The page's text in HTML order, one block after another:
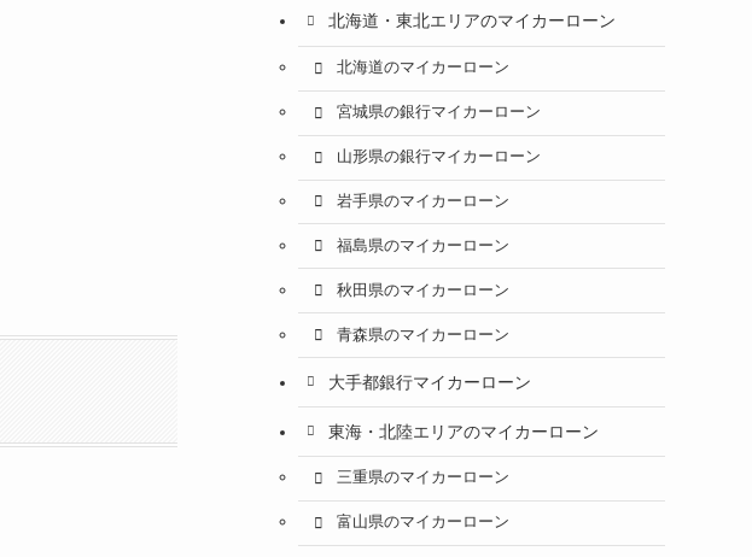
北海道・東北エリアのマイカーローン
北海道のマイカーローン
宮城県の銀行マイカーローン
山形県の銀行マイカーローン
岩手県のマイカーローン
福島県のマイカーローン
秋田県のマイカーローン
青森県のマイカーローン
大手都銀行マイカーローン
東海・北陸エリアのマイカーローン
三重県のマイカーローン
富山県のマイカーローン